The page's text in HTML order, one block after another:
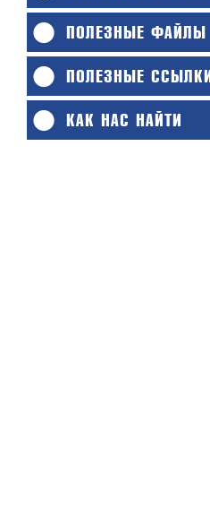
ПОЛЕЗНЫЕ ФАЙЛЫ
ПОЛЕЗНЫЕ ССЫЛКИ
КАК НАС НАЙТИ